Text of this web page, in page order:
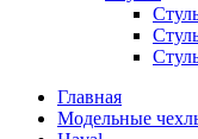
Главная
Модельные